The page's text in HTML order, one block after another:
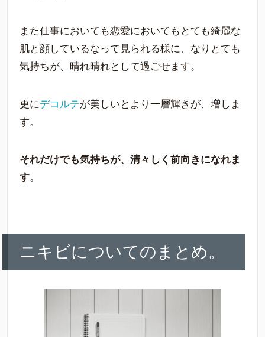
また仕事においても恋愛においてもとても綺麗な
肌と顔しているなって見られる様に、なりとても
気持ちが、晴れ晴れとして過ごせます。
更にデコルテが美しいとより一層輝きが、増しま
す。
それだけでも気持ちが、清々しく前向きになれま
す。
ニキビについてのまとめ。